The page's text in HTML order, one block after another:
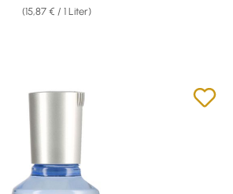
(15,87 € / 1 Liter)